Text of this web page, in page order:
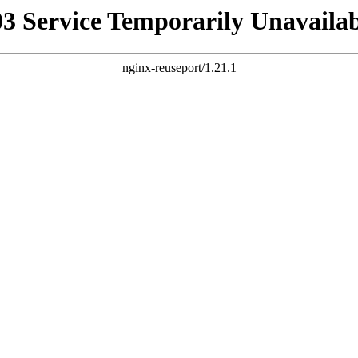
Service Temporarily
nginx-reuseport/1.21.1